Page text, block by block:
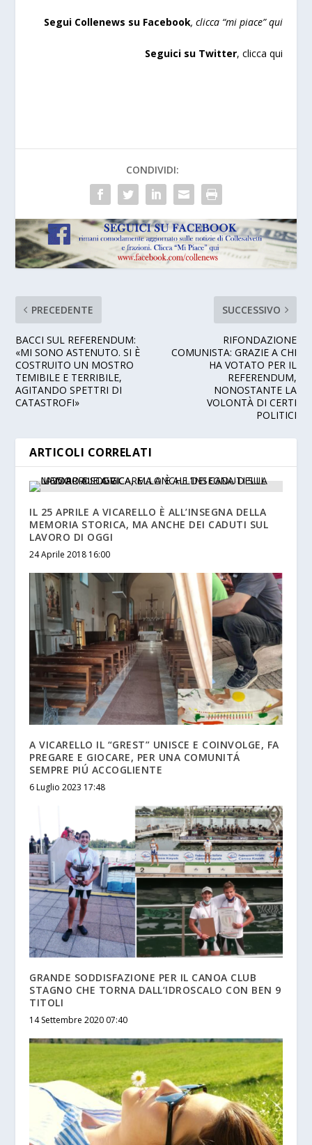
Segui Collenews su Facebook, clicca “mi piace”qui
Seguici su Twitter, clicca qui
CONDIVIDI:
PRECEDENTE
BACCI SUL REFERENDUM:
«MI SONO ASTENUTO. SI È
COSTRUITO UN MOSTRO
TEMIBILE E TERRIBILE,
AGITANDO SPETTRI DI
CATASTROFI»
SUCCESSIVO
RIFONDAZIONE
COMUNISTA: GRAZIE A CHI
HA VOTATO PER IL
REFERENDUM,
NONOSTANTE LA
VOLONTÀ DI CERTI
POLITICI
ARTICOLI CORRELATI
IL 25 APRILE A VICARELLO È ALL’INSEGNA DELLA
MEMORIA STORICA, MA ANCHE DEI CADUTI SUL
LAVORO DI OGGI
24 Aprile 2018 16:00
A VICARELLO IL “GREST” UNISCE E COINVOLGE, FA
PREGARE E GIOCARE, PER UNA COMUNITÁ
SEMPRE PIÚ ACCOGLIENTE
6 Luglio 2023 17:48
GRANDE SODDISFAZIONE PER IL CANOA CLUB
STAGNO CHE TORNA DALL’IDROSCALO CON BEN 9
TITOLI
14 Settembre 2020 07:40